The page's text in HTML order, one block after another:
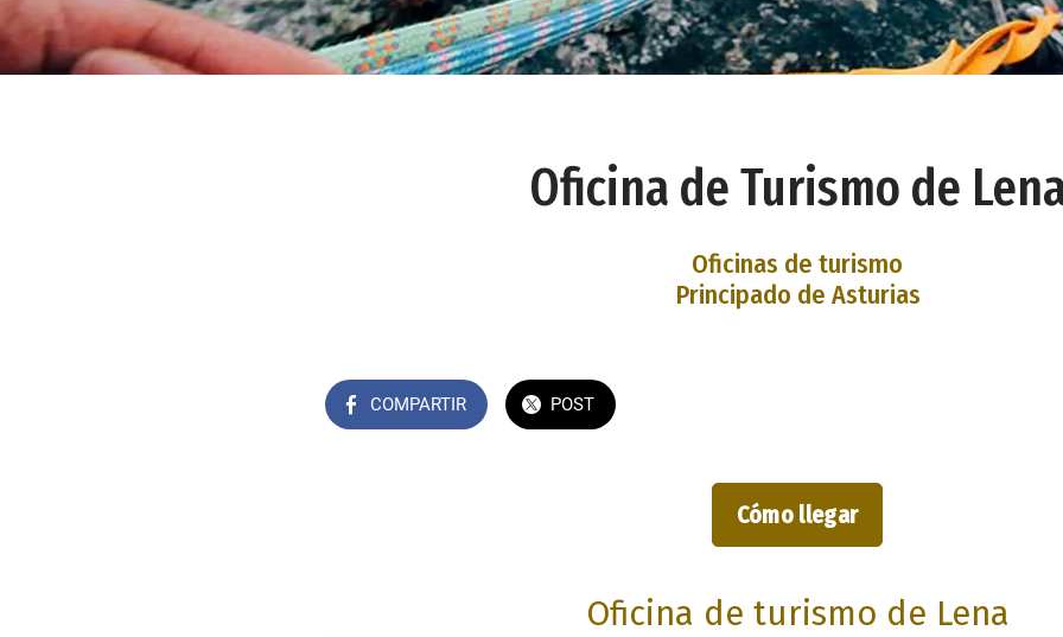
Oficina de Turismo de
Oficinas de turismo
Principado de Asturias
COMPARTIR POST
Cómo llegar
Oficina de turismo de Lena